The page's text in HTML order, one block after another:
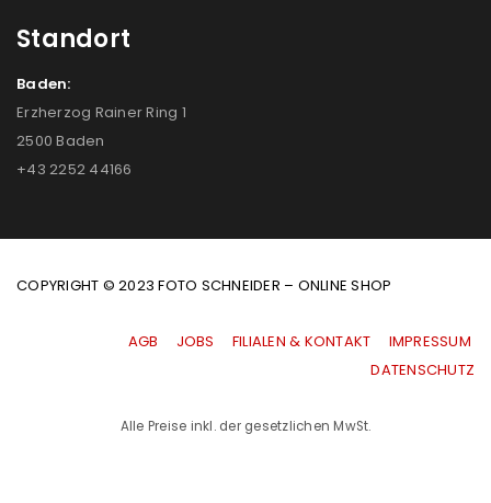
Standort
Baden:
Erzherzog Rainer Ring 1
2500 Baden
+43 2252 44166
COPYRIGHT © 2023 FOTO SCHNEIDER – ONLINE SHOP
AGB JOBS FILIALEN & KONTAKT
IMPRESSUM
|DATENSCHUTZ
Alle Preise inkl. der gesetzlichen MwSt.